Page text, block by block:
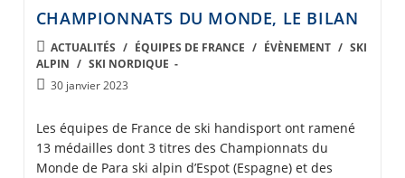
CHAMPIONNATS DU MONDE, LE BILAN
POST
CATEGORY:
ACTUALITÉS / ÉQUIPES DE FRANCE / ÉVÈNEMENT / SKI
ALPIN / SKI NORDIQUE
Post30 janvier 2023
Les équipes de France de ski handisport ont ramené
13 médailles dont 3 titres des Championnats du
Monde de Para ski alpin d’Espot (Espagne) et des